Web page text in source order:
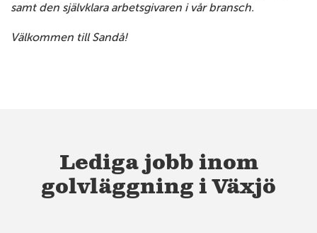
samt den självklara arbetsgivaren i vår bransch.
Välkommen till Sandå!
Lediga jobb inom
golvläggning i Växjö